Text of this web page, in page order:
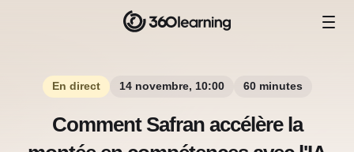
En direct 14 novembre, 10:00 60 minutes
Comment Safran accélère la